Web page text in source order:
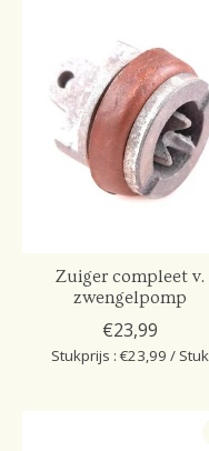
Zuiger compleet v.
zwengelpomp
€23,99
Stukprijs : €23,99 / Stuk